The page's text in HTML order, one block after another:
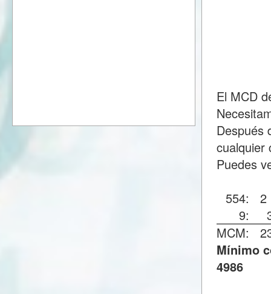
El MCD
Después
cualquier
Puedes
554:2
9:
MCM:2
Mínimo
4986